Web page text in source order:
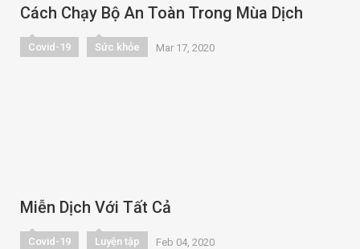
Cách Chạy Bộ An Toàn Trong Mùa Dịch
Covid-19 Sức khỏe Mar 17, 2020
Miễn Dịch Với Tất Cả
Covid-19 Luyện tập Feb 04, 2020